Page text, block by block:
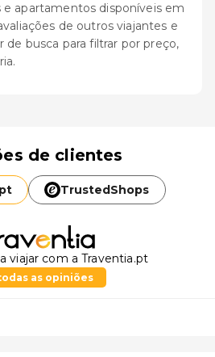
e apartamentos disponíveis em
de outros viajantes e
busca para filtrar por preço,
de clientes
TrustedShops
viajar com a Traventia.pt
as opiniões